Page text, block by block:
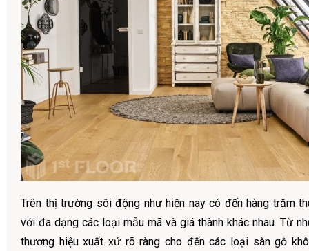
Trên thị trường sôi động như hiện nay có đến hàng trăm
với đa dạng các loại mẫu mã và giá thành khác nhau. Từ
thương hiệu xuất xứ rõ ràng cho đến các loại sàn gỗ